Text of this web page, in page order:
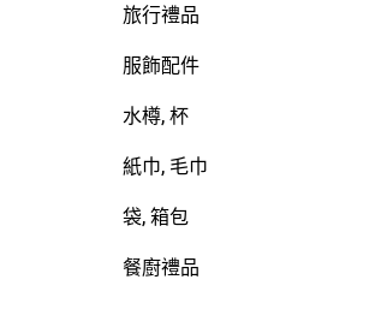
旅行禮品
服飾配件
水樽, 杯
紙巾, 毛巾
袋, 箱包
餐廚禮品